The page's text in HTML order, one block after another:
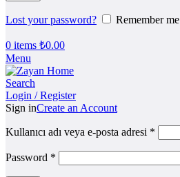
Lost your password? Remember me
0 items ₺0.00
Menu
Search
Login / Register
Sign inCreate an Account
Kullanıcı adı veya e-posta adresi *
Password *